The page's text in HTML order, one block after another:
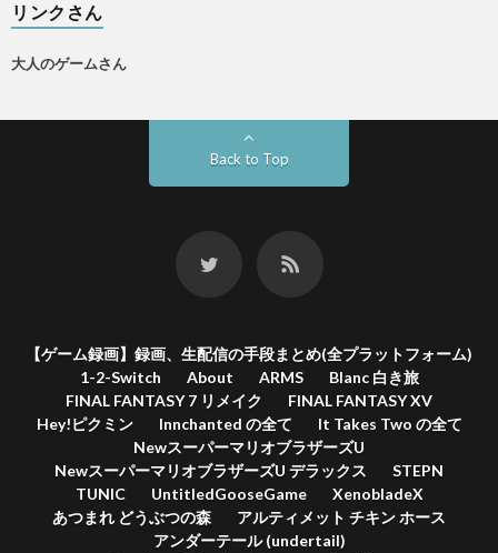
リンクさん
大人のゲームさん
Back to Top
【ゲーム録画】録画、生配信の手段まとめ(全プラットフォーム)
1-2-Switch
About ARMS
Blanc 白き旅
FINAL FANTASY 7 リメイク
FINAL FANTASY XV
Hey!ピクミン
Innchanted の全て
It Takes Two の全て
NewスーパーマリオブラザーズU
NewスーパーマリオブラザーズU デラックス
STEPN
TUNIC
UntitledGooseGame
XenobladeX
あつまれ どうぶつの森
アルティメット チキン ホース
アンダーテール (undertail)